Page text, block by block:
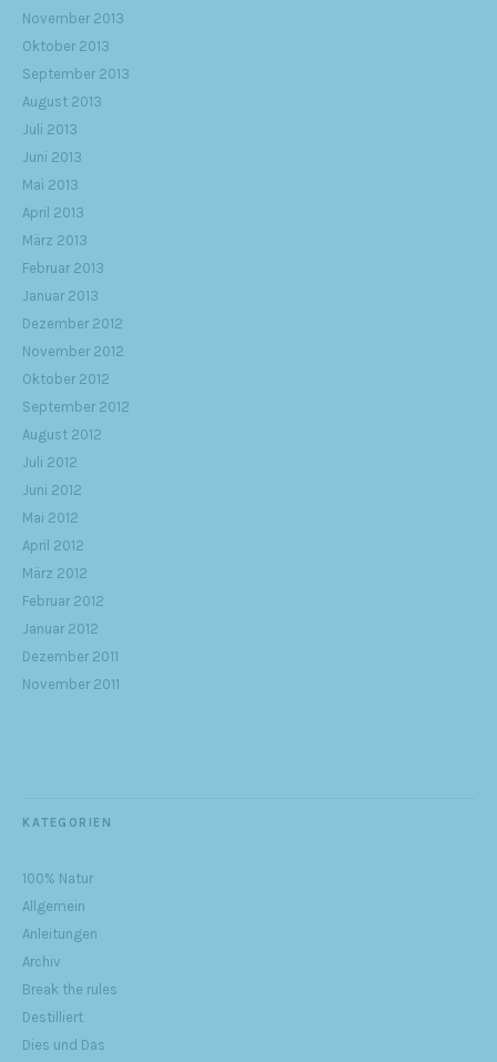
November 2013
Oktober 2013
September 2013
August 2013
Juli 2013
Juni 2013
Mai 2013
April 2013
März 2013
Februar 2013
Januar 2013
Dezember 2012
November 2012
Oktober 2012
September 2012
August 2012
Juli 2012
Juni 2012
Mai 2012
April 2012
März 2012
Februar 2012
Januar 2012
Dezember 2011
November 2011
KATEGORIEN
100% Natur
Allgemein
Anleitungen
Archiv
Break the rules
Destilliert
Dies und Das